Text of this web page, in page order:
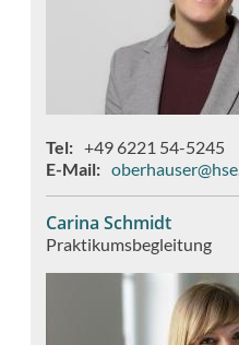
Tel
+49 6221 54-5245
E-Mail
Carina Schmidt
Praktikumsbegleitung